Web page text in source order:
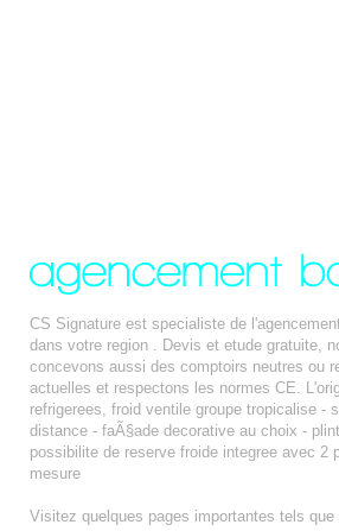
CS Signature est specialiste de
dans votre region . Devis et etude gratuite,
concevons aussi des comptoirs neutres ou
actuelles et respectons les normes CE.
refrigerees, froid ventile groupe tropicalise -
distance - faÃ§ade decorative au choix -
possibilite de reserve froide integree avec
mesure
Visitez quelques pages importantes tels que